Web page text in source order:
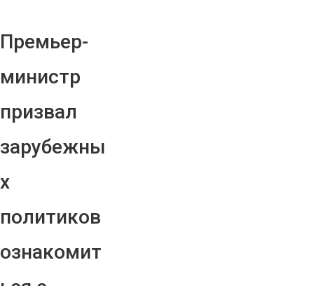
Премьер-
министр
призвал
зарубежны
х
политиков
ознакомит